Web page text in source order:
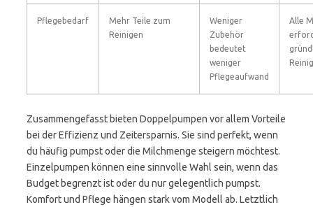
Pflegebedarf
Mehr Teile zum
Reinigen
Weniger
Zubehör
bedeutet
weniger
Pflegeaufwand
Alle
Zusammengefasst bieten Doppelpumpen vor allem Vorteile
bei der Effizienz und Zeitersparnis. Sie sind perfekt, wenn
du häufig pumpst oder die Milchmenge steigern möchtest.
Einzelpumpen können eine sinnvolle Wahl sein, wenn das
Budget begrenzt ist oder du nur gelegentlich pumpst.
Komfort und Pflege hängen stark vom Modell ab. Letztlich